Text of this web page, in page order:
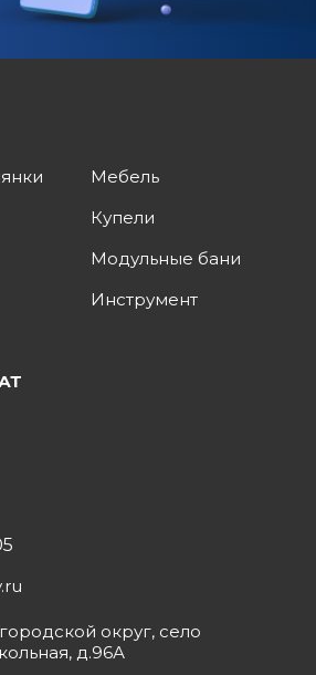
Мебель
Купели
Модульные бани
Инструмент
округ, село
д.96А